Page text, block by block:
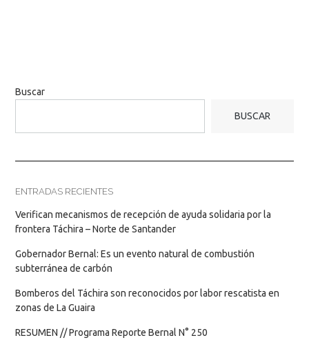
Buscar
BUSCAR
ENTRADAS RECIENTES
Verifican mecanismos de recepción de ayuda solidaria por la
frontera Táchira – Norte de Santander
Gobernador Bernal: Es un evento natural de combustión
subterránea de carbón
Bomberos del Táchira son reconocidos por labor rescatista en
zonas de La Guaira
RESUMEN // Programa Reporte Bernal N° 250